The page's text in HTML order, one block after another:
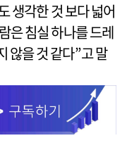
생각한 것 보다 넓어
은 침실 하나를 드레
않을 것 같다”고 말